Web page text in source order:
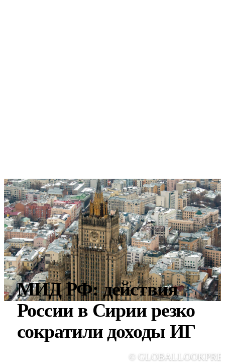
МИД РФ: действия
России в Сирии резко
сократили доходы ИГ
©